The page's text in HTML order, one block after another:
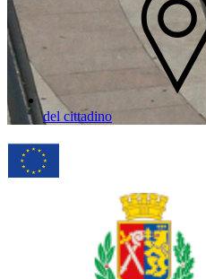
del cittadino